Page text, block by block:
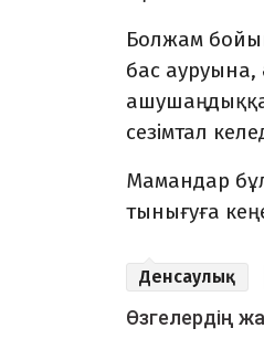
Болжам
бас ауруына,
сезімтал
Мамандар
тынығуға
Денсаулық